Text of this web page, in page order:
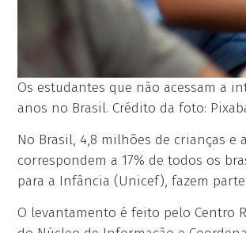
Os estudantes que não acessam a
anos no Brasil. Crédito da foto:
No Brasil, 4,8 milhões de crianças e
correspondem a 17% de todos os
para a Infância (Unicef), fazem
O levantamento é feito pelo Centro